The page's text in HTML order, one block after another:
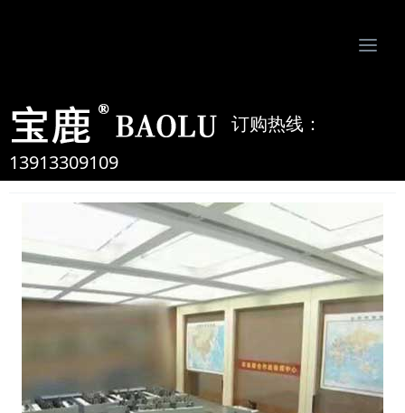
订购热线：
13913309109
航空航天发射中心
2020-4-2 15:07:07